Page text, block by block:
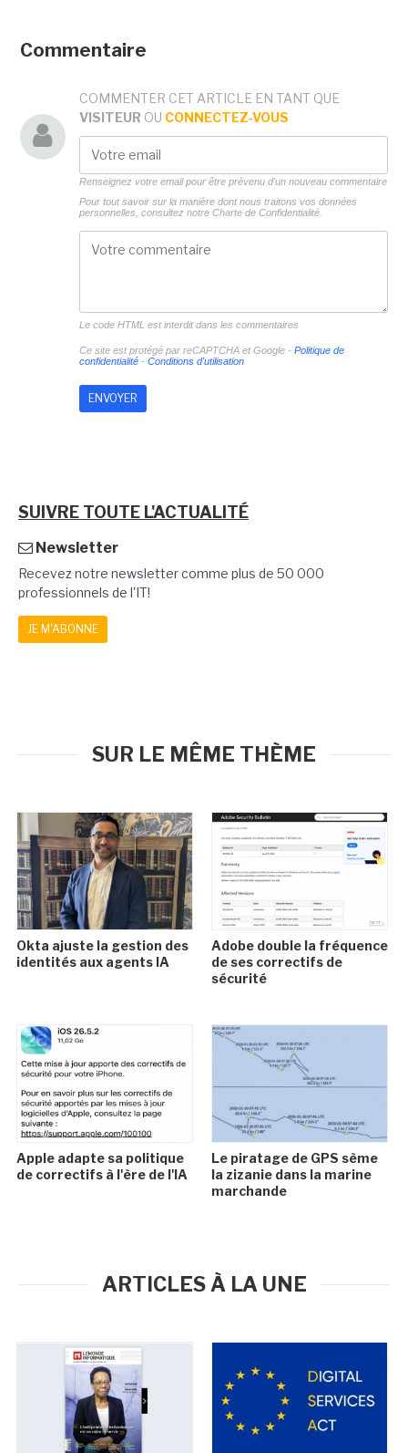
Commentaire
COMMENTER CET ARTICLE EN TANT QUE
VISITEUR OU CONNECTEZ-VOUS
Renseignez votre email pour être prévenu d'un nouveau commentaire
Pour tout savoir sur la manière dont nous traitons vos données
personnelles, consultez notre Charte de Confidentialité.
Le code HTML est interdit dans les commentaires
Ce site est protégé par reCAPTCHA et Google - Politique de
confidentialité- Conditions d'utilisation
SUIVRE TOUTE L'ACTUALITÉ
Newsletter
Recevez notre newsletter comme plus de 50 000
professionnels de l'IT!
JE M'ABONNE
SUR LE MÊME THÈME
Okta ajuste la gestion des
identités aux agents IA
Adobe double la fréquence
de ses correctifs de
sécurité
Apple adapte sa politique
de correctifs à l'ère de l'IA
Le piratage de GPS sème
la zizanie dans la marine
marchande
ARTICLES À LA UNE